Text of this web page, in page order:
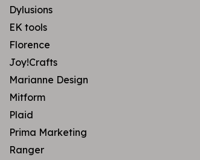
Dylusions
EK tools
Florence
Joy!Crafts
Marianne Design
Mitform
Plaid
Prima Marketing
Ranger